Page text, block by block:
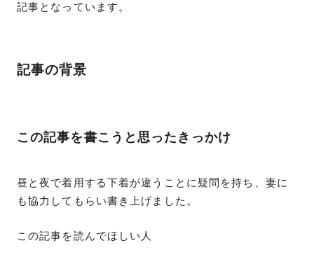
記事となっています。
記事の背景
この記事を書こうと思ったきっかけ
昼と夜で着用する下着が違うことに疑問を持ち、妻に
も協力してもらい書き上げました。
この記事を読んでほしい人